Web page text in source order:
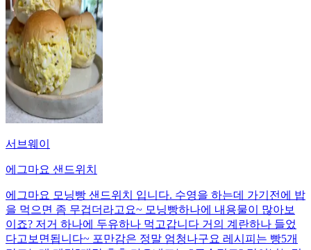
서브웨이
에그마요 샌드위치
에그마요 모닝빵 샌드위치 입니다. 수영을 하는데 가기전에 밥
을 먹으면 좀 무겁더라고요~ 모닝빵하나에 내용물이 많아보
이죠? 저거 하나에 두유하나 먹고갑니다 거의 계란하나 들었
다고보면됩니다~ 포만감은 정말 엄청나구요 레시피는 빵5개